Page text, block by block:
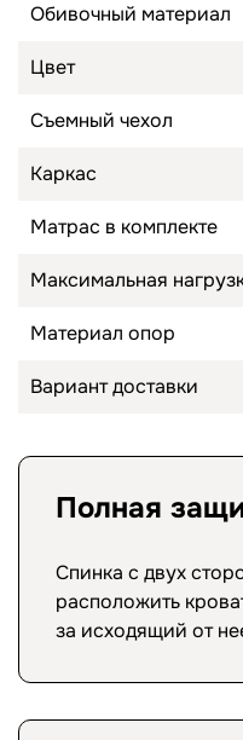
Обивочный материал
Цвет
Съемный чехол
Каркас
Матрас в комплекте
Максимальная
Материал опор
Вариант доставки
Полная
Спинка с двух
расположить
за исходящий от